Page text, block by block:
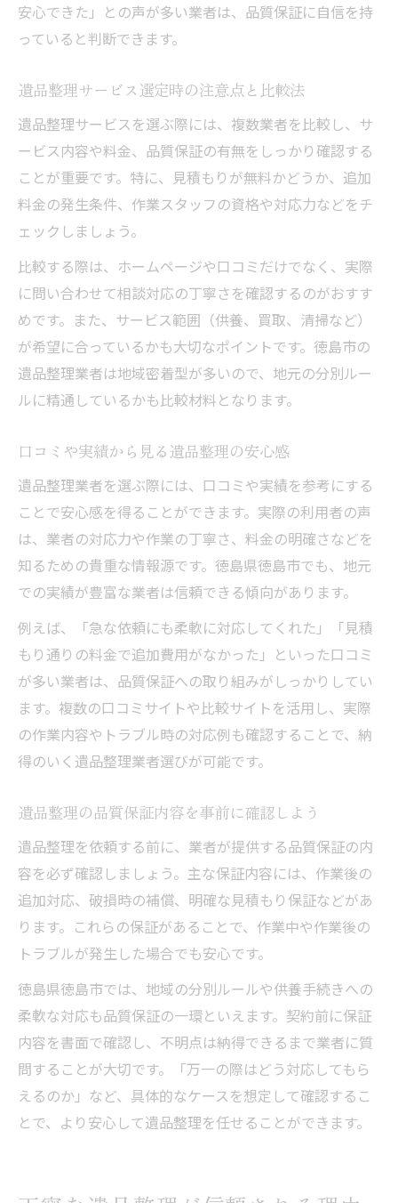
安心できた」との声が多い業者は、品質保証に自信を持
っていると判断できます。
遺品整理サービス選定時の注意点と比較法
遺品整理サービスを選ぶ際には、複数業者を比較し、サ
ービス内容や料金、品質保証の有無をしっかり確認する
ことが重要です。特に、見積もりが無料かどうか、追加
料金の発生条件、作業スタッフの資格や対応力などをチ
ェックしましょう。
比較する際は、ホームページや口コミだけでなく、実際
に問い合わせて相談対応の丁寧さを確認するのがおすす
めです。また、サービス範囲（供養、買取、清掃など）
が希望に合っているかも大切なポイントです。徳島市の
遺品整理業者は地域密着型が多いので、地元の分別ルー
ルに精通しているかも比較材料となります。
口コミや実績から見る遺品整理の安心感
遺品整理業者を選ぶ際には、口コミや実績を参考にする
ことで安心感を得ることができます。実際の利用者の声
は、業者の対応力や作業の丁寧さ、料金の明確さなどを
知るための貴重な情報源です。徳島県徳島市でも、地元
での実績が豊富な業者は信頼できる傾向があります。
例えば、「急な依頼にも柔軟に対応してくれた」「見積
もり通りの料金で追加費用がなかった」といった口コミ
が多い業者は、品質保証への取り組みがしっかりしてい
ます。複数の口コミサイトや比較サイトを活用し、実際
の作業内容やトラブル時の対応例も確認することで、納
得のいく遺品整理業者選びが可能です。
遺品整理の品質保証内容を事前に確認しよう
遺品整理を依頼する前に、業者が提供する品質保証の内
容を必ず確認しましょう。主な保証内容には、作業後の
追加対応、破損時の補償、明確な見積もり保証などがあ
ります。これらの保証があることで、作業中や作業後の
トラブルが発生した場合でも安心です。
徳島県徳島市では、地域の分別ルールや供養手続きへの
柔軟な対応も品質保証の一環といえます。契約前に保証
内容を書面で確認し、不明点は納得できるまで業者に質
問することが大切です。「万一の際はどう対応してもら
えるのか」など、具体的なケースを想定して確認するこ
とで、より安心して遺品整理を任せることができます。